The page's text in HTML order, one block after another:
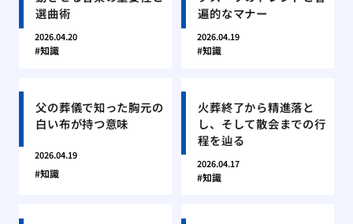
選曲術
2026.04.20
知識
遍的なマナー
2026.04.19
知識
父の葬儀で知った胸元の
白い布が持つ意味
2026.04.19
知識
火葬終了から精進落と
し、そして散会までの行
程を辿る
2026.04.17
知識